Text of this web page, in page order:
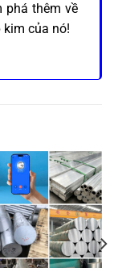
phá thêm về
của nó!